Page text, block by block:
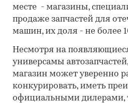
месте - магазины,
продаже запчастей для
машин, их доля - не более
Несмотря на
универсамы
магазин может уверенно
конкурировать, иметь
официальными дилерами,